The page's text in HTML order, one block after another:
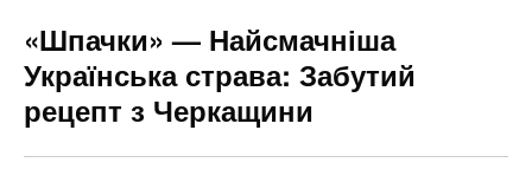
«Шпачки» — Найсмачніша
Українська страва: Забутий
рецепт з Черкащини